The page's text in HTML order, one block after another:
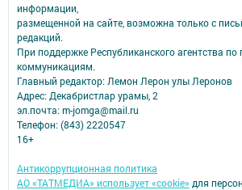
информации,
размещенной на сайте, возможна только с
редакций.
При поддержке Республиканского агентства
коммуникациям.
Главный редактор: Лемон Лерон улы Леронов
Адрес: Декабристлар урамы, 2
эл.почта: m-jomga@mail.ru
Телефон: (843) 2220547
16+
Антикоррупционная политика
АО «ТАТМЕДИА» использует «cookie» для